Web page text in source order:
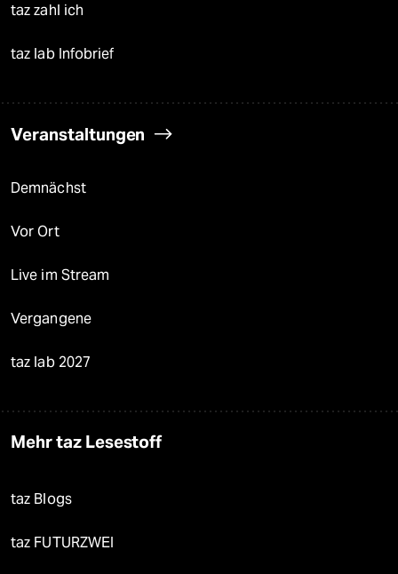
taz zahl ich
taz lab Infobrief
Veranstaltungen
Demnächst
Vor Ort
Live im Stream
Vergangene
taz lab 2027
Mehr taz Lesestoff
taz Blogs
taz FUTURZWEI